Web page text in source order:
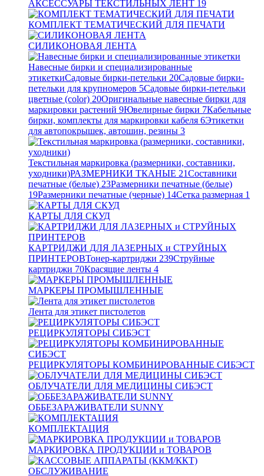
АКСЕССУАРЫ ТЕКСТИЛЬНЫХ ЛЕНТ 19
КОМПЛЕКТ ТЕМАТИЧЕСКИЙ ДЛЯ ПЕЧАТИ
СИЛИКОНОВАЯ ЛЕНТА
Навесные бирки и специализированные
этикеткиСадовые бирки-петельки 20Садовые бирки-
петельки для крупномеров 5Садовые бирки-петельки
цветные (color) 20Оригинальные навесные бирки для
маркировки растений 9Ювелирные бирки 7Кабельные
бирки, комплекты для маркировки кабеля 6Этикетки
для автопокрышек, автошин, резины 3
Текстильная маркировка (размерники, составники,
уходники)РАЗМЕРНИКИ ТКАНЫЕ 21Составники
печатные (белые) 23Размерники печатные (белые)
19Размерники печатные (черные) 14Сетка размерная 1
КАРТЫ ДЛЯ СКУД
КАРТРИДЖИ ДЛЯ ЛАЗЕРНЫХ и СТРУЙНЫХ
ПРИНТЕРОВТонер-картриджи 239Струйные
картриджи 70Красящие ленты 4
МАРКЕРЫ ПРОМЫШЛЕННЫЕ
Лента для этикет пистолетов
РЕЦИРКУЛЯТОРЫ СИБЭСТ
РЕЦИРКУЛЯТОРЫ КОМБИНИРОВАННЫЕ СИБЭСТ
ОБЛУЧАТЕЛИ ДЛЯ МЕДИЦИНЫ СИБЭСТ
ОББЕЗАРАЖИВАТЕЛИ SUNNY
КОМПЛЕКТАЦИЯ
МАРКИРОВКА ПРОДУКЦИИ и ТОВАРОВ